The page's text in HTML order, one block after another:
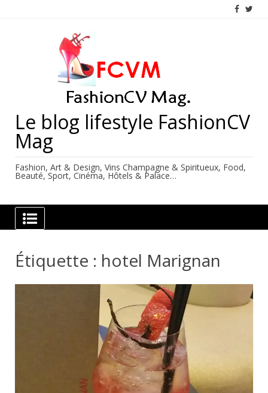
Le blog lifestyle FashionCV
Mag
Fashion, Art & Design, Vins Champagne & Spiritueux, Food,
Beauté, Sport, Cinéma, Hôtels & Palace…
Étiquette : hotel Marignan